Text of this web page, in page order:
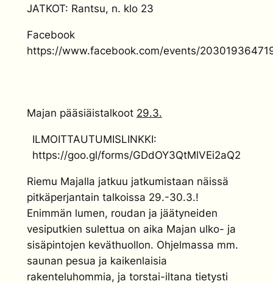
JATKOT: Rantsu, n. klo 23
Facebook
https://www.facebook.com/events/
Majan pääsiäistalkoot 29.3.
ILMOITTAUTUMISLINKKI:
https://goo.gl/forms/GDdOY3QtMlVEi2aQ2
Riemu Majalla jatkuu jatkumistaan näissä
pitkäperjantain talkoissa 29.-30.3.!
Enimmän lumen, roudan ja jäätyneiden
vesiputkien sulettua on aika Majan ulko- ja
sisäpintojen keväthuollon. Ohjelmassa mm.
saunan pesua ja kaikenlaisia
rakenteluhommia, ja torstai-iltana tietysti